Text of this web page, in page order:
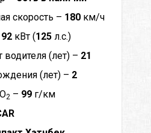
скорость – 180 км/ч
92 кВт (125 л.с.)
водителя (лет) – 21
(лет) – 2
2 – 99 г/км